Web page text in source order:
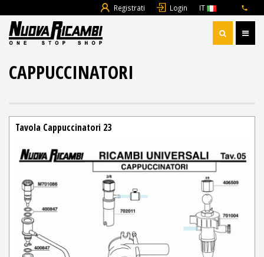
Registrati Login IT
CAPPUCCINATORI
Tavola Cappuccinatori 23